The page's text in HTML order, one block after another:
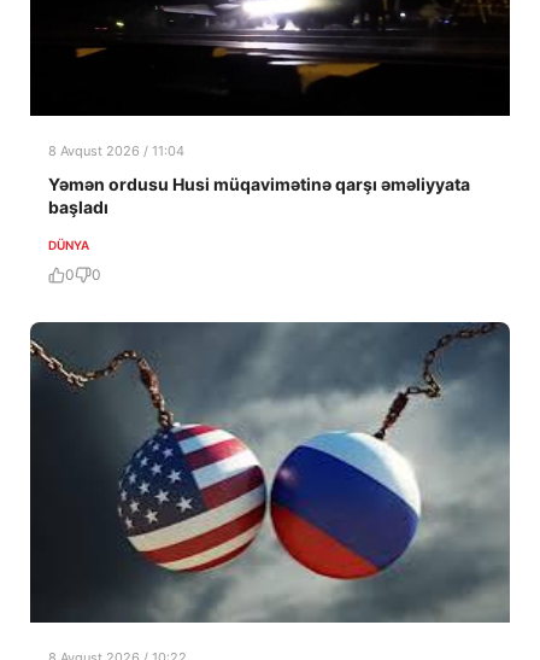
8 Avqust 2026 / 11:04
Yəmən ordusu Husi müqavimətinə qarşı əməliyyata
başladı
DÜNYA
0 0